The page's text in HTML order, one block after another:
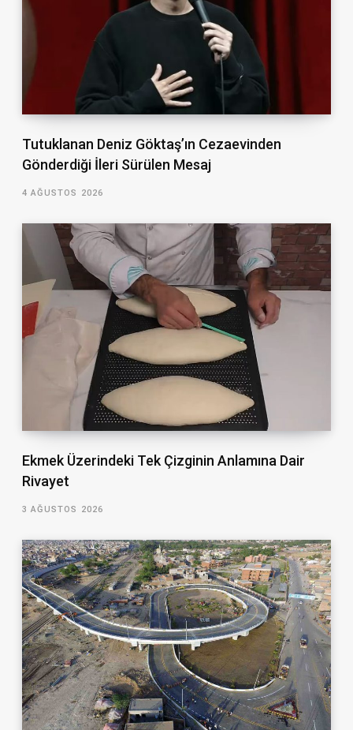
Tutuklanan Deniz Göktaş’ın Cezaevinden
Gönderdiği İleri Sürülen Mesaj
4 AĞUSTOS 2026
Ekmek Üzerindeki Tek Çizginin Anlamına Dair
Rivayet
3 AĞUSTOS 2026